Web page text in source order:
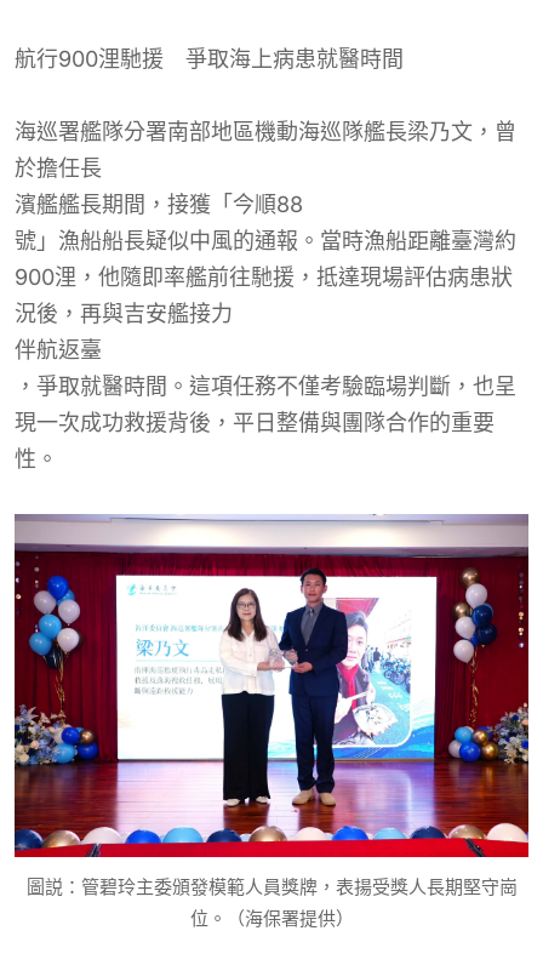
航行900浬馳援 爭取海上病患就醫時間
海巡署艦隊分署南部地區機動海巡隊艦長梁乃文，曾
於擔任長
濱艦艦長期間， 接獲「今順88
號」漁船船長疑似中風的通報。當時漁船距離臺灣約
900浬，他隨即率艦前往馳援，抵達現場評估病患狀
況後，再與吉安艦接力
伴航返臺
，爭取就醫時間。這項任務不僅考驗臨場判斷，也呈
現一次成功救援背後，平日整備與團隊合作的重要
性。
圖説：管碧玲主委頒發模範人員獎牌，表揚受獎人長期堅守崗
位。（海保署提供）